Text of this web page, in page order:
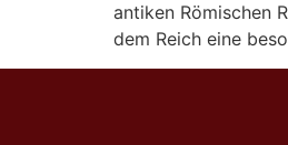
antiken Römischen
dem Reich eine